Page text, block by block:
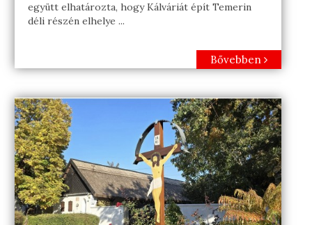
együtt elhatározta, hogy Kálváriát épít Temerin
déli részén elhelye ...
Bővebben